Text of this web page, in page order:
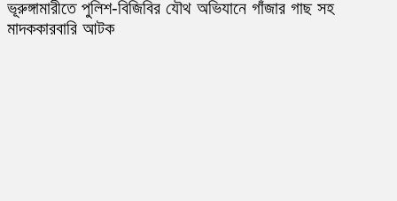
ভূরুঙ্গামারীতে পুলিশ-বিজিবির যৌথ অভিযানে গাঁজার গাছ সহ
মাদককারবারি আটক